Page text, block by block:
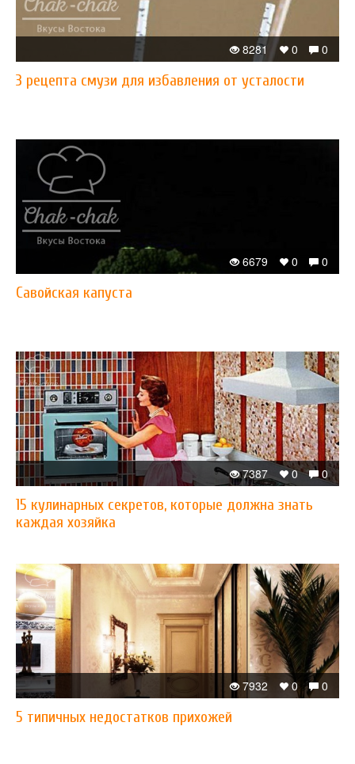
0
0
8281
3 рецепта смузи для избавления от усталости
0
0
6679
Савойская капуста
0
0
7387
15 кулинарных секретов, которые должна знать
каждая хозяйка
0
0
7932
5 типичных недостатков прихожей